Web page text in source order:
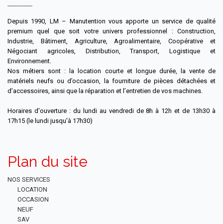
Depuis 1990, LM – Manutention vous apporte un service de qualité
premium quel que soit votre univers professionnel : Construction,
Industrie, Bâtiment, Agriculture, Agroalimentaire, Coopérative et
Négociant agricoles, Distribution, Transport, Logistique et
Environnement.
Nos métiers sont : la location courte et longue durée, la vente de
matériels neufs ou d’occasion, la fourniture de pièces détachées et
d’accessoires, ainsi que la réparation et l’entretien de vos machines.
Horaires d'ouverture : du lundi au vendredi de 8h à 12h et de 13h30 à
17h15 (le lundi jusqu'à 17h30)
Plan du site
NOS SERVICES
LOCATION
OCCASION
NEUF
SAV